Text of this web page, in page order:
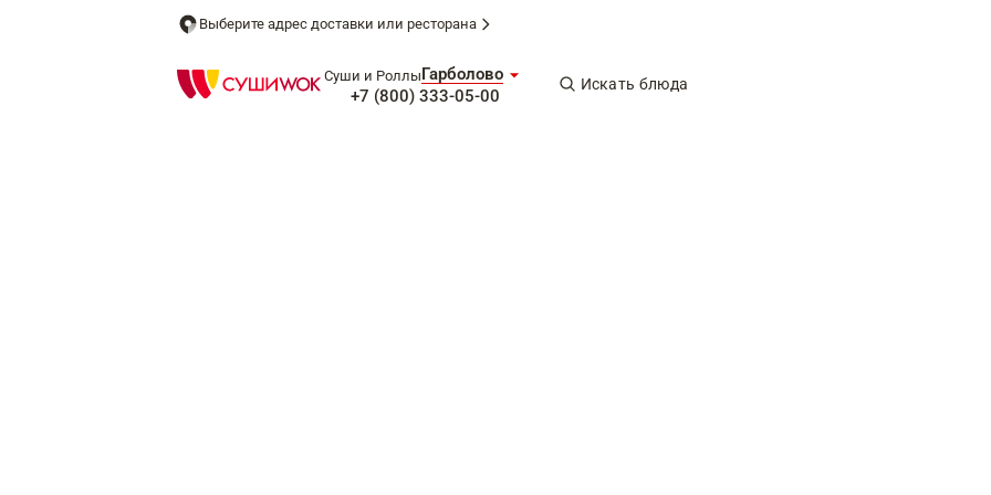
Выберите адрес доставки или ресторана
Суши и РоллыГарболово
+7 (800) 333-05-00
Искать блюда